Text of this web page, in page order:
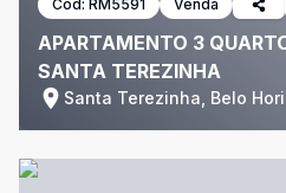
Cód: RM5591 Venda
APARTAMENTO 3
SANTA TEREZINHA
Santa Terezinha, Belo